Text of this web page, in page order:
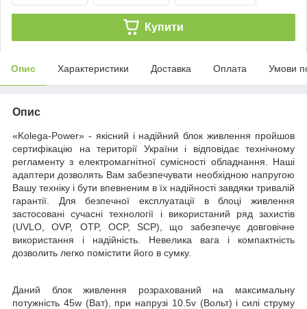
Купити
Опис Характеристики Доставка Оплата Умови
Опис
«Kolega-Power» - якісний і надійний блок живлення пройшов
сертифікацію на території України і відповідає технічному
регламенту з електромагнітної сумісності обладнання. Наші
адаптери дозволять Вам забезпечувати необхідною напругою
Вашу техніку і бути впевненим в їх надійності завдяки тривалій
гарантії. Для безпечної експлуатації в блоці живлення
застосовані сучасні технології і використаний ряд захистів
(UVLO, OVP, OTP, OCP, SCP), що забезпечує довговічне
використання і надійність. Невелика вага і компактність
дозволить легко помістити його в сумку.
Даний блок живлення розрахований на максимальну
потужність 45w (Ват) , при напрузі 10.5v (Вольт) і силі струму